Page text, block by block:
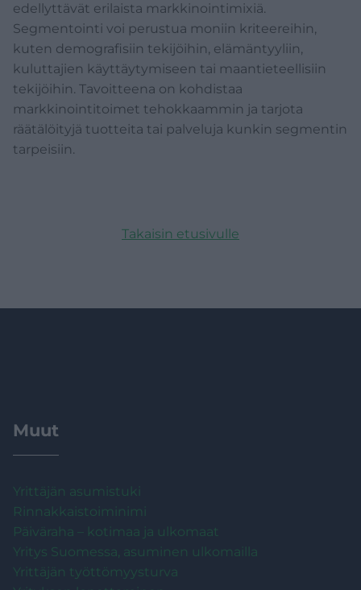
edellyttävät erilaista markkinointimixiä.
Segmentointi voi perustua moniin kriteereihin,
kuten demografisiin tekijöihin, elämäntyyliin,
kuluttajien käyttäytymiseen tai maantieteellisiin
tekijöihin. Tavoitteena on kohdistaa
markkinointitoimet tehokkaammin ja tarjota
räätälöityjä tuotteita tai palveluja kunkin segmentin
tarpeisiin.
Takaisin etusivulle
Muut
Yrittäjän asumistuki
Rinnakkaistoiminimi
Päiväraha – kotimaa ja ulkomaat
Yritys Suomessa, asuminen ulkomailla
Yrittäjän työttömyysturva